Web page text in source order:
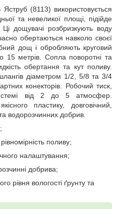
(8113) використовується
та невеликої площі, підійде
дощувачі розбризкують воду
обертаються навколо своєї
дощ і обробляють круговий
15 метрів. Сопла поворотні та
обертання та кут поливу.
діаметром 1/2, 5/8 та 3/4
конекторів. Робочий тиск,
від 2 до 5 атмосфер.
пластику, довговічний,
водорозчинних добрив.
поливу;
налаштування;
добрива;
рівня вологості ґрунту та